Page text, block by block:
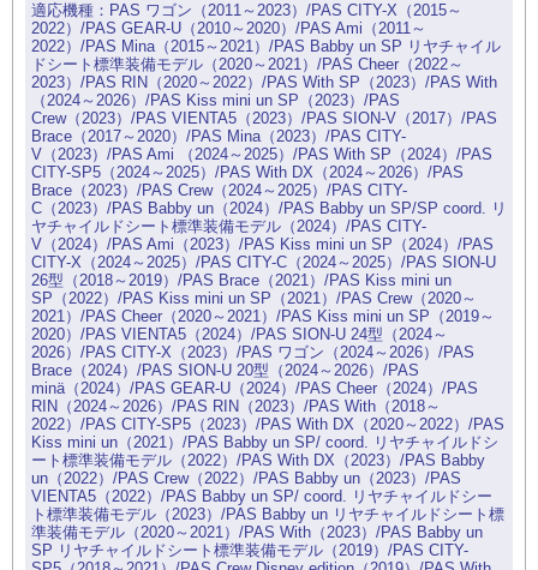
PAS ワゴン（2011～2023）/PAS CITY-X（2015～
2022）/PAS GEAR-U（2010～2020）/PAS Ami（2011～
2022）/PAS Mina（2015～2021）/PAS Babby un SP リヤチャイル
ドシート標準装備モデル（2020～2021）/PAS Cheer（2022～
2023）/PAS RIN（2020～2022）/PAS With SP（2023）/PAS With
（2024～2026）/PAS Kiss mini un SP（2023）/PAS
Crew（2023）/PAS VIENTA5（2023）/PAS SION-V（2017）/PAS
Brace（2017～2020）/PAS Mina（2023）/PAS CITY-
V（2023）/PAS Ami （2024～2025）/PAS With SP（2024）/PAS
CITY-SP5（2024～2025）/PAS With DX（2024～2026）/PAS
Brace（2023）/PAS Crew（2024～2025）/PAS CITY-
C（2023）/PAS Babby un（2024）/PAS Babby un SP/SP coord. リ
ヤチャイルドシート標準装備モデル（2024）/PAS CITY-
V（2024）/PAS Ami（2023）/PAS Kiss mini un SP（2024）/PAS
CITY-X（2024～2025）/PAS CITY-C（2024～2025）/PAS SION-U
26型（2018～2019）/PAS Brace（2021）/PAS Kiss mini un
SP（2022）/PAS Kiss mini un SP（2021）/PAS Crew（2020～
2021）/PAS Cheer（2020～2021）/PAS Kiss mini un SP（2019～
2020）/PAS VIENTA5（2024）/PAS SION-U 24型（2024～
2026）/PAS CITY-X（2023）/PAS ワゴン（2024～2026）/PAS
Brace（2024）/PAS SION-U 20型（2024～2026）/PAS
minä（2024）/PAS GEAR-U（2024）/PAS Cheer（2024）/PAS
RIN（2024～2026）/PAS RIN（2023）/PAS With（2018～
2022）/PAS CITY-SP5（2023）/PAS With DX（2020～2022）/PAS
Kiss mini un（2021）/PAS Babby un SP/ coord. リヤチャイルドシ
ート標準装備モデル（2022）/PAS With DX（2023）/PAS Babby
un（2022）/PAS Crew（2022）/PAS Babby un（2023）/PAS
VIENTA5（2022）/PAS Babby un SP/ coord. リヤチャイルドシー
ト標準装備モデル（2023）/PAS Babby un リヤチャイルドシート標
準装備モデル（2020～2021）/PAS With（2023）/PAS Babby un
SP リヤチャイルドシート標準装備モデル（2019）/PAS CITY-